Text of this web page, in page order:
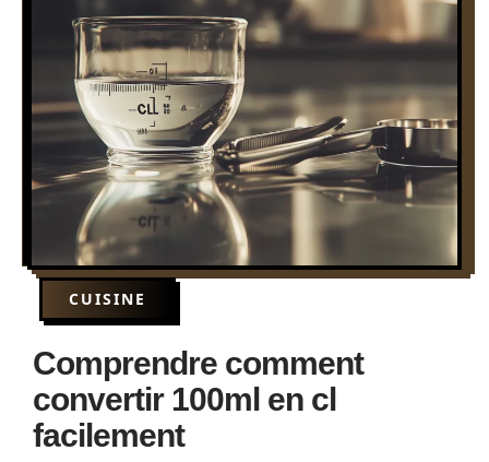
CUISINE
Comprendre comment
convertir 100ml en cl
facilement